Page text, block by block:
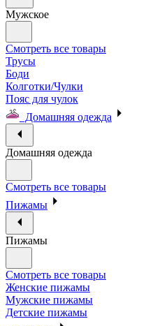
Мужское
Смотреть все товары
Трусы
Боди
Колготки/Чулки
Пояс для чулок
Домашняя одежда
Домашняя одежда
Смотреть все товары
Пижамы
Пижамы
Смотреть все товары
Женские пижамы
Мужские пижамы
Детские пижамы